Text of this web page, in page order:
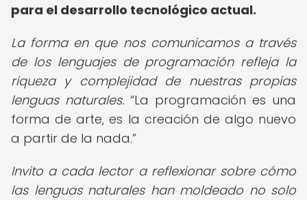
para el desarrollo tecnológico actual.
La forma en que nos comunicamos a través
de los lenguajes de programación refleja la
riqueza y complejidad de nuestras propias
lenguas naturales.
La programación es una
forma de arte, es la creación de algo nuevo
a partir de la nada.
Invito a cada lector a reflexionar sobre cómo
las lenguas naturales han moldeado no solo